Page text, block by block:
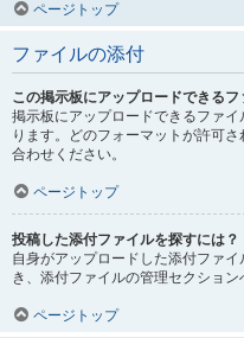
ページトップ
ファイルの添付
この掲示板にアップロードできるフ
掲示板にアップロードできるファ
ります。どのフォーマットが許可
合わせください。
ページトップ
投稿した添付ファイルを探すには？
自身がアップロードした添付ファ
き、添付ファイルの管理セクション
ページトップ